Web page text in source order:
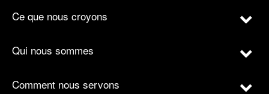
Ce que nous croyons
Qui nous sommes
Comment nous servons